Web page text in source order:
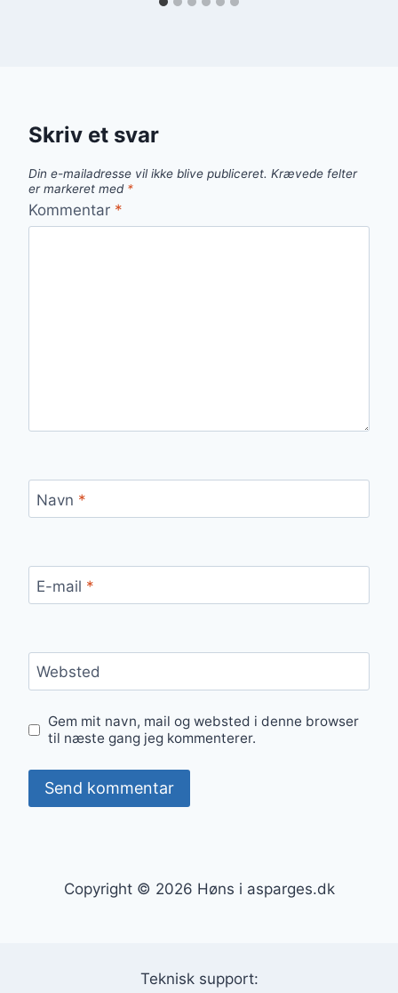
Skriv et svar
Din e-mailadresse vil ikke blive publiceret. Krævede felter
er markeret med *
Kommentar *
Navn *
E-mail *
Websted
Gem mit navn, mail og websted i denne browser
til næste gang jeg kommenterer.
Copyright © 2026 Høns i asparges.dk
Teknisk support: